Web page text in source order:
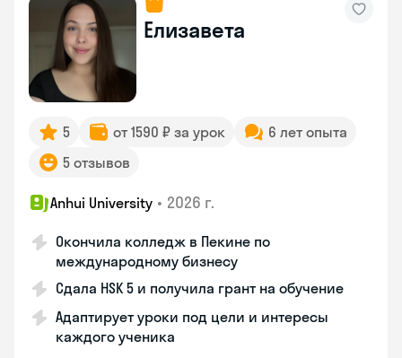
Елизавета
5 от 1590 ₽ за урок
6 лет опыта
5 отзывов
Anhui University • 2026 г.
Окончила колледж в Пекине по
международному бизнесу
Сдала HSK 5 и получила грант на обучение
Адаптирует уроки под цели и интересы
каждого ученика